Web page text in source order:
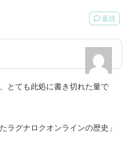
返信
とても此処に書き切れた量で
ラグナロクオンラインの歴史」